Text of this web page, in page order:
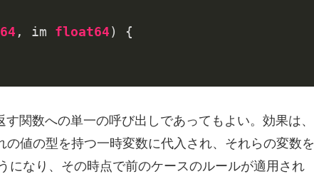
, im float64)
{
関数への単一の呼び出しであってもよい。効果は、
値の型を持つ一時変数に代入され、それらの変数を
になり、その時点で前のケースのルールが適用され